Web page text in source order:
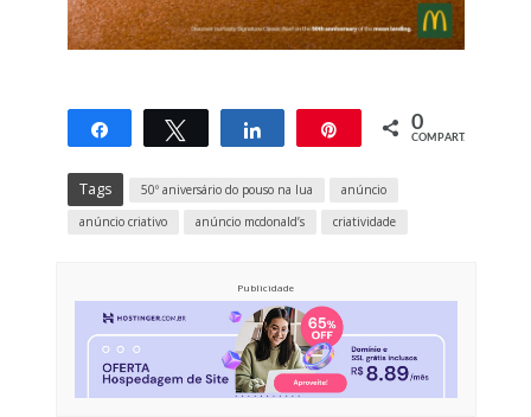
CompartilharTwittar Compartilhar 0
COMPART.
Tags 50º aniversário do pouso na lua
anúncio
anúncio criativo
anúncio mcdonald’s criatividade
Publicidade